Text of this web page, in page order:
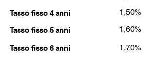
Tasso fisso 4 anni 1,50%
Tasso fisso 5 anni 1,60%
Tasso fisso 6 anni 1,70%